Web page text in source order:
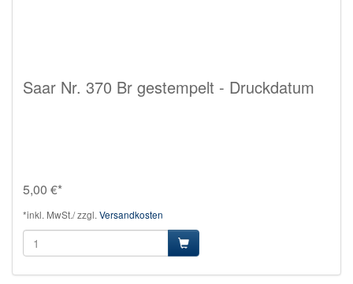
Saar Nr. 370 Br gestempelt - Druckdatum
5,00 €*
*inkl. MwSt./ zzgl. Versandkosten